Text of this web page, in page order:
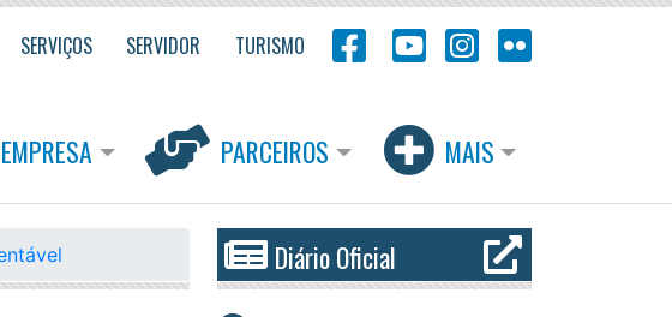
SERVIÇOS SERVIDOR TURISMO
EMPRESA PARCEIROS MAIS
Diário Oficial